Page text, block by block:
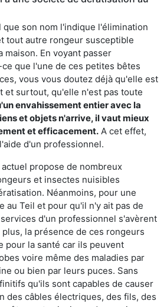
que son nom l'indique l'élimination
tout autre rongeur susceptible
maison. En voyant passer
que l'une de ces petites bêtes
vous vous doutez déjà qu'elle est
et surtout, qu'elle n'est pas toute
envahissement entier avec la
et objets n'arrive, il vaut mieux
et efficacement. A cet effet,
d'un professionnel.
propose de nombreux
et insectes nuisibles
Néanmoins, pour une
au Teil et pour qu'il n'y ait pas de
d'un professionnel s'avèrent
la présence de ces rongeurs
pour la santé car ils peuvent
voire même des maladies par
ou bien par leurs puces. Sans
qu'ils sont capables de causer
des câbles électriques, des fils, des